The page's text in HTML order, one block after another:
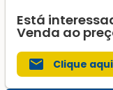
Está
Venda ao
mail Clique